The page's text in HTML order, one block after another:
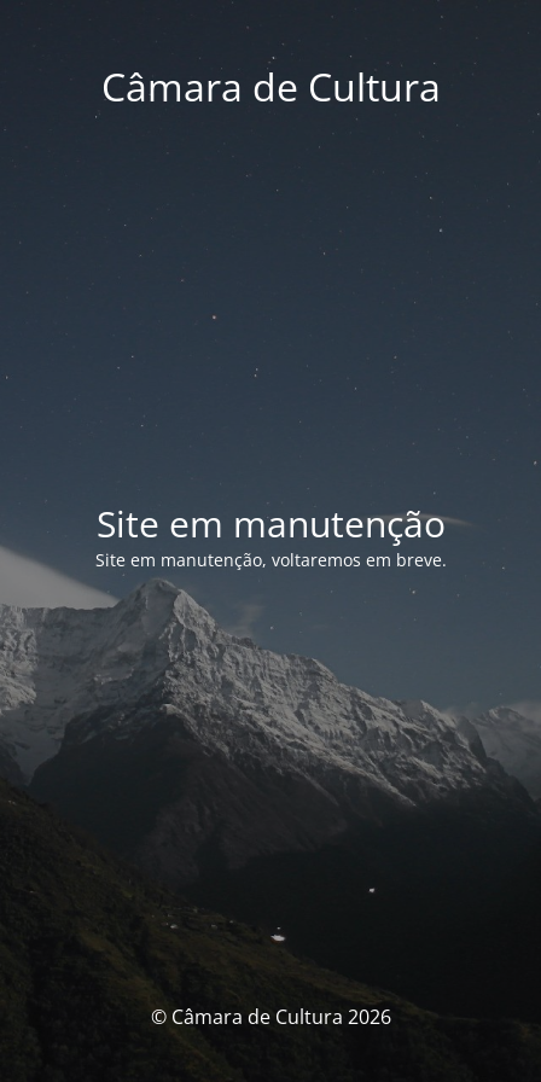
Câmara de Cultura
Site em manutenção
Site em manutenção, voltaremos em breve.
© Câmara de Cultura 2026